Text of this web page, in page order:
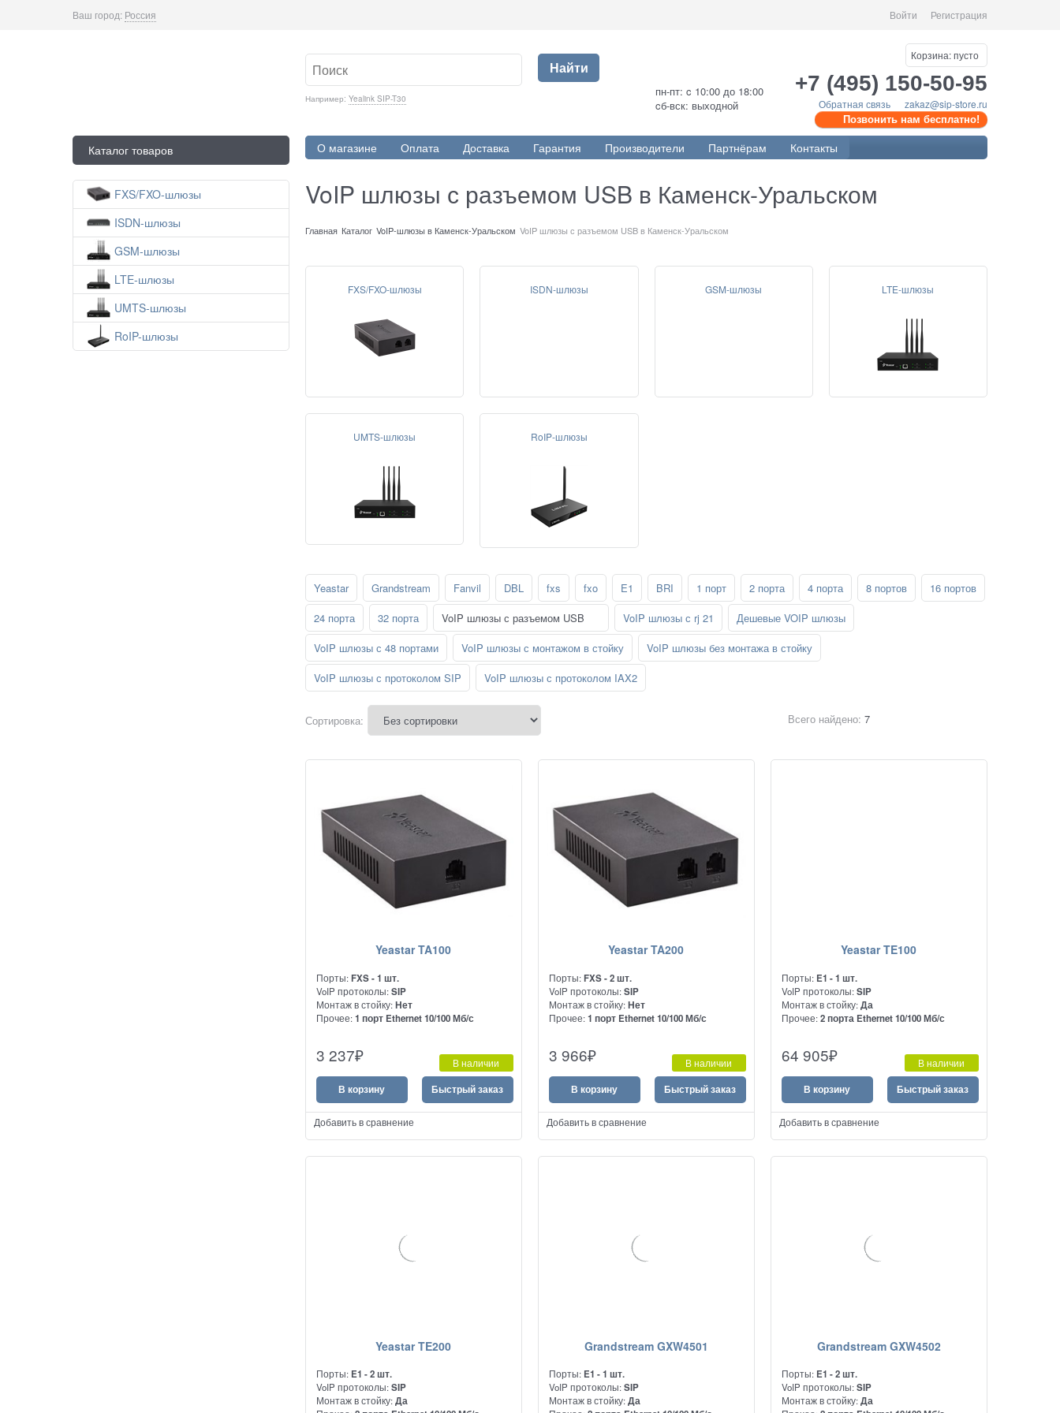
Ваш город: Россия Войти Регистрация
Например: Yealink SIP-T30
Найти
пн-пт: c 10:00 до 18:00
cб-вск: выходной
Корзина:пусто
+7 (495) 150-50-95
Обратная связь zakaz@sip-store.ru
Позвонить нам бесплатно!
Каталог товаров О магазине Оплата Доставка Гарантия Производители Партнёрам Контакты
FXS/FXO-шлюзы
ISDN-шлюзы
GSM-шлюзы
LTE-шлюзы
UMTS-шлюзы
RoIP-шлюзы
VoIP шлюзы с разъемом USB в Каменск-Уральском
Главная Каталог VoIP-шлюзы в Каменск-Уральском VoIP шлюзы с разъемом USB в Каменск-Уральском
FXS/FXO-шлюзы ISDN-шлюзы GSM-шлюзы LTE-шлюзы
UMTS-шлюзы RoIP-шлюзы
Yeastar Grandstream Fanvil DBL fxs fxo E1 BRI 1 порт 2 порта 4 порта 8 портов
16 портов
24 порта
32 порта VoIP шлюзы с разъемом USB VoIP шлюзы с rj 21
Дешевые VOIP шлюзы
VoIP шлюзы с 48 портами
VoIP шлюзы с монтажом в стойку
VoIP шлюзы без монтажа в стойку
VoIP шлюзы с протоколом SIP
VoIP шлюзы с протоколом IAX2
Сортировка: Всего найдено: 7
Yeastar TA100
Порты:FXS - 1 шт.
VoIP протоколы:SIP
Монтаж в стойку:Нет
Прочее:1 порт Ethernet 10/100 Мб/с
Он применяется для подключения
аналогового телефона по протоколу SIP
3 237₽ В наличии
В корзину Быстрый заказ
Добавить в сравнение
Yeastar TA200
Порты:FXS - 2 шт.
VoIP протоколы:SIP
Монтаж в стойку:Нет
Прочее:1 порт Ethernet 10/100 Мб/с
аналоговых проводных или беспроводных
телефонов к IP-АТС компании или
оператору IP-телефонии по протоколу SIP
3 966₽ В наличии
В корзину Быстрый заказ
Добавить в сравнение
Yeastar TE100
Порты: E1 - 1 шт.
VoIP протоколы:SIP
Монтаж в стойку:Да
Прочее:2 порта Ethernet 10/100 Мб/с
установки на порт Е1. Внутри одного
потока PRI шлюз производит передачу до
30 голосовых вызовов.
64 905₽ В наличии
В корзину Быстрый заказ
Добавить в сравнение
Yeastar TE200
Порты: E1 - 2 шт.
VoIP протоколы:SIP
Монтаж в стойку:Да
Grandstream GXW4501
Порты: E1 - 1 шт.
VoIP протоколы:SIP
Монтаж в стойку:Да
Grandstream GXW4502
Порты: E1 - 2 шт.
VoIP протоколы:SIP
Монтаж в стойку:Да